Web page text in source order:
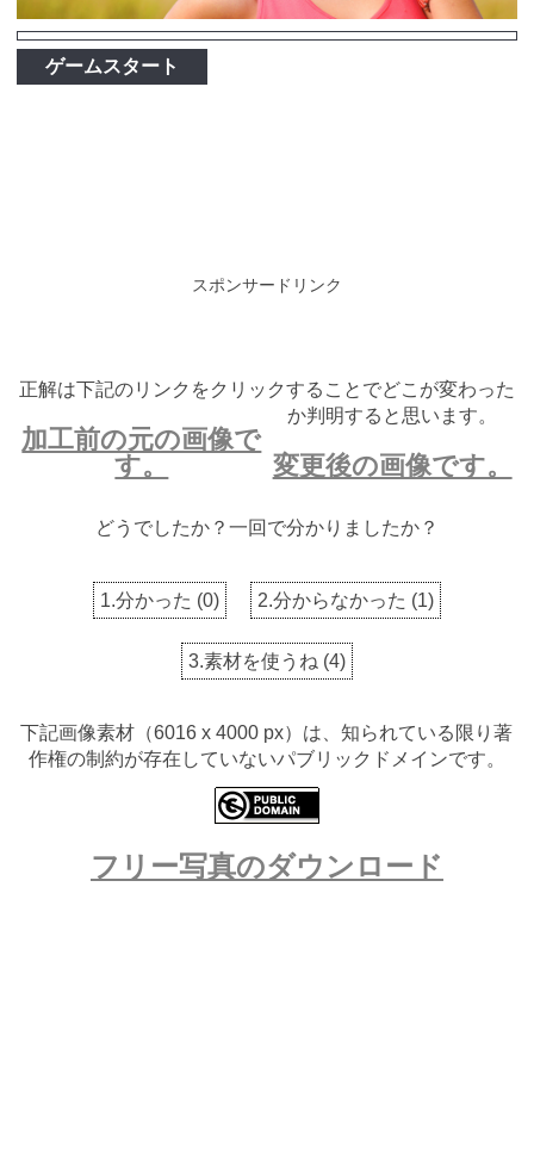
ゲームスタート
スポンサードリンク
正解は下記のリンクをクリックすることでどこが変わった
か判明すると思います。
加工前の元の画像で
す。
変更後の画像です。
どうでしたか？一回で分かりましたか？
1.分かった (0) 2.分からなかった (1)
3.素材を使うね (4)
下記画像素材（6016 x 4000 px）は、知られている限り著
作権の制約が存在していないパブリックドメインです。
フリー写真のダウンロード